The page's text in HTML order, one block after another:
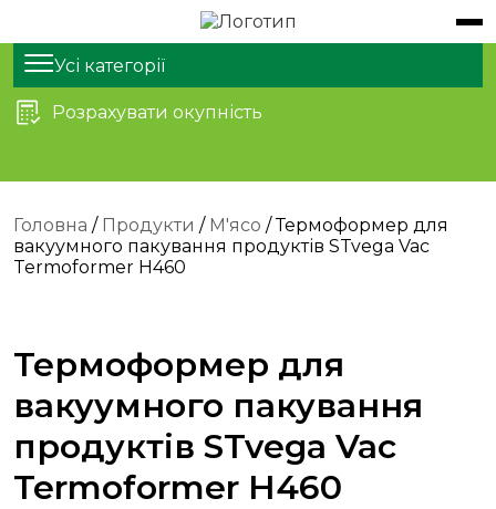
Обладнання
Послуги
Про нас
Контакти
Усі категорії
Розрахувати окупність
Головна / Продукти / М'ясо / Термоформер для
вакуумного пакування продуктів STvega Vac
Termoformer H460
Термоформер для
вакуумного пакування
продуктів STvega Vac
Termoformer H460